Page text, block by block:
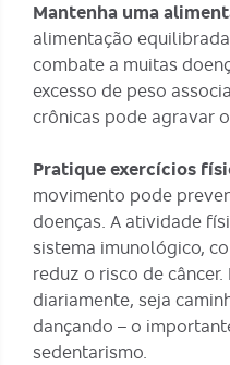
Mantenha uma
alimentação
combate a muitas
excesso de peso
crônicas pode agravar
Pratique exercícios
movimento pode
doenças. A atividade
sistema imunológico,
reduz o risco de
diariamente, seja
dançando – o
sedentarismo.